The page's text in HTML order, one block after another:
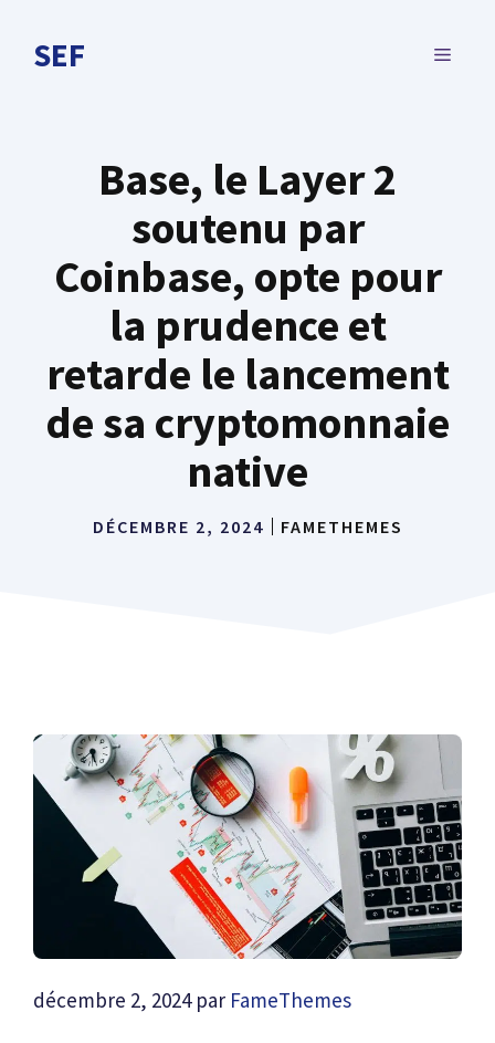
SEF MENU
Base, le Layer 2
soutenu par
Coinbase, opte pour
la prudence et
retarde le lancement
de sa cryptomonnaie
native
DÉCEMBRE 2, 2024 FAMETHEMES
décembre 2, 2024 par FameThemes